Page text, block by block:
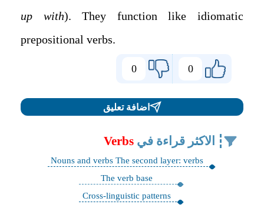
up with). They function like idiomatic
prepositional verbs.
0
0
اضافة تعليق
الاكثر قراءة في Verbs
Nouns and verbs The second layer: verbs
The verb base
Cross-linguistic patterns